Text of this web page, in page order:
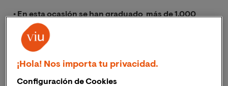
• En esta ocasión se han graduado más de 1.000
alumnos que el curso pasado, procedentes de 9
grados y 38 másteres de la institución educativa
¡Hola! Nos importa tu privacidad.
Configuración de Cookies